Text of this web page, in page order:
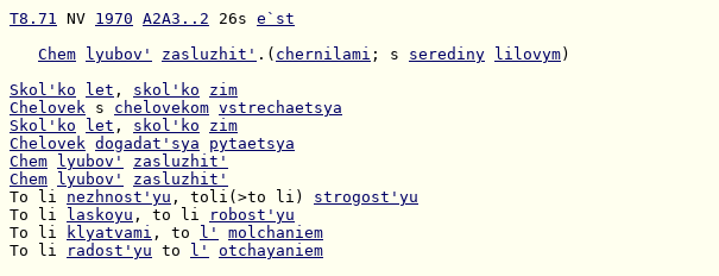
T8.71 NV 1970 A2A3..2 26s e`st
Chem
lyubov' zasluzhit' .( chernilami ; s serediny lilovym)
Skol'ko
let , skol'ko
zim
Chelovek s chelovekom vstrechaetsya
Skol'ko
let , skol'ko
zim
Chelovek dogadat'sya
pytaetsya
Chem
lyubov'
zasluzhit'
Chem
lyubov'
zasluzhit'
To li nezhnost'yu , toli(>to li) strogost'yu
To li
laskoyu , to li
robost'yu
To li
klyatvami , to l'
molchaniem
To li
radost'yu to l'
otchayaniem